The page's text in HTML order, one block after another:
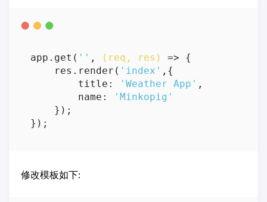
app.get( '' , (req, res) => {
    res.render(
'index' ,{
        title:
'Weather App' ,
        name:
'Minkopig'
    });
修改模板如下: